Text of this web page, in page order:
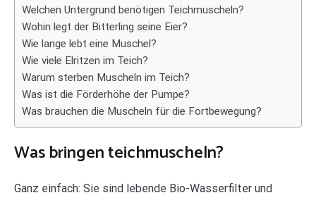
Welchen Untergrund benötigen Teichmuscheln?
Wohin legt der Bitterling seine Eier?
Wie lange lebt eine Muschel?
Wie viele Elritzen im Teich?
Warum sterben Muscheln im Teich?
Was ist die Förderhöhe der Pumpe?
Was brauchen die Muscheln für die Fortbewegung?
Was bringen teichmuscheln?
Ganz einfach: Sie sind lebende Bio-Wasserfilter und